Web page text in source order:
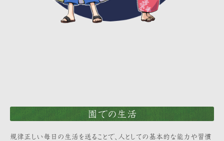
園での生活
規律正しい毎日の生活を送ることで、人としての基本的な能力や習慣